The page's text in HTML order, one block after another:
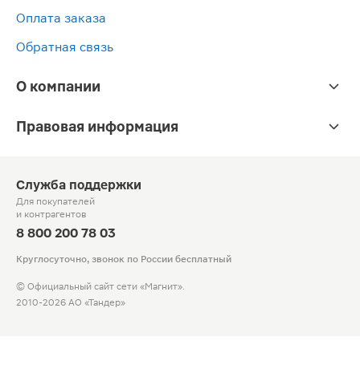
Оплата заказа
Обратная связь
О компании
Правовая информация
Служба поддержки
Для покупателей
и контрагентов
8 800 200 78 03
Круглосуточно, звонок по России бесплатный
© Официальный сайт сети «Магнит».
2010-2026 АО «Тандер»